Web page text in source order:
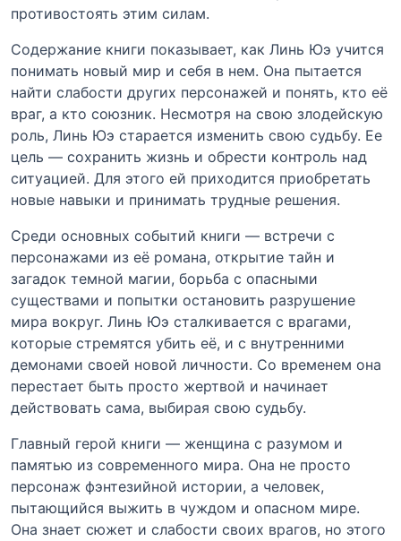
противостоять этим силам.
Содержание книги показывает, как Линь Юэ учится
понимать новый мир и себя в нем. Она пытается
найти слабости других персонажей и понять, кто её
враг, а кто союзник. Несмотря на свою злодейскую
роль, Линь Юэ старается изменить свою судьбу. Ее
цель — сохранить жизнь и обрести контроль над
ситуацией. Для этого ей приходится приобретать
новые навыки и принимать трудные решения.
Среди основных событий книги — встречи с
персонажами из её романа, открытие тайн и
загадок темной магии, борьба с опасными
существами и попытки остановить разрушение
мира вокруг. Линь Юэ сталкивается с врагами,
которые стремятся убить её, и с внутренними
демонами своей новой личности. Со временем она
перестает быть просто жертвой и начинает
действовать сама, выбирая свою судьбу.
Главный герой книги — женщина с разумом и
памятью из современного мира. Она не просто
персонаж фэнтезийной истории, а человек,
пытающийся выжить в чуждом и опасном мире.
Она знает сюжет и слабости своих врагов, но этого